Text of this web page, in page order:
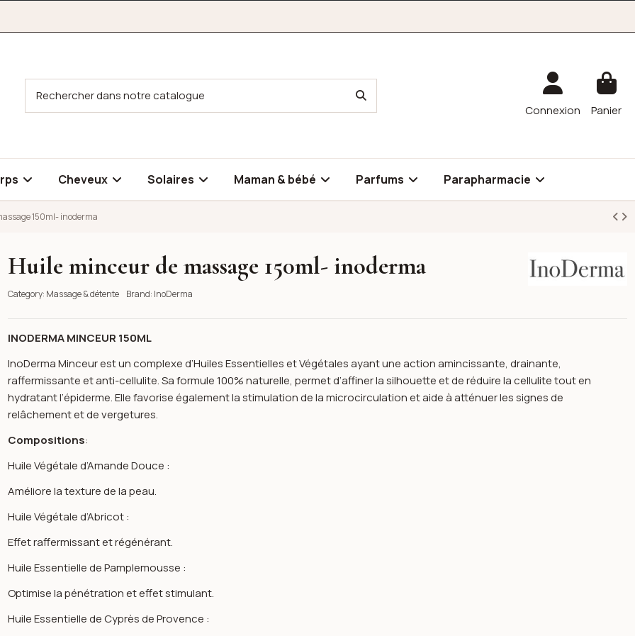
Connexion Panier
Cheveux Solaires Maman & bébé Parfums Parapharmacie
150ml- inoderma
inoderma
image gallery for Huile minceur de massage 150ml- inoderma
InoDerma
Huile minceur de massage 150ml- inoderma
Category: Massage & détente Brand: InoDerma
INODERMA MINCEUR 150ML
InoDerma Minceur est un complexe d’Huiles Essentielles et Végétales ayant une action amincissante, drainante,
raffermissante et anti-cellulite. Sa formule 100% naturelle, permet d’affiner la silhouette et de réduire la cellulite tout en
hydratant l’épiderme. Elle favorise également la stimulation de la microcirculation et aide à atténuer les signes de
relâchement et de vergetures.
Compositions:
Huile Végétale d’Amande Douce :
Améliore la texture de la peau.
Huile Végétale d’Abricot :
Effet raffermissant et régénérant.
Huile Essentielle de Pamplemousse :
Optimise la pénétration et effet stimulant.
Huile Essentielle de Cyprès de Provence :